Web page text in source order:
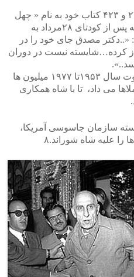
دکتر جلال عبده در صفحه های ۲۳ و ۴۲۳ کتاب خود به نام « چهل
سال در صحنه»، نوشته است، که پس از کودتای ۲۸مرداد به
«..دکتر مصدق جای خود را در
کرده…شایسته نیست در دوران
ازسوی دیگر، سی.آی.ای ازماه اوت سال ۱۹۵۳تا ۱۹۷۷ میلیون ها
می داد، تا با شاه همکاری
خواسته سازمان جاسوسی آمریکا،
را علیه شاه شوراند.۸